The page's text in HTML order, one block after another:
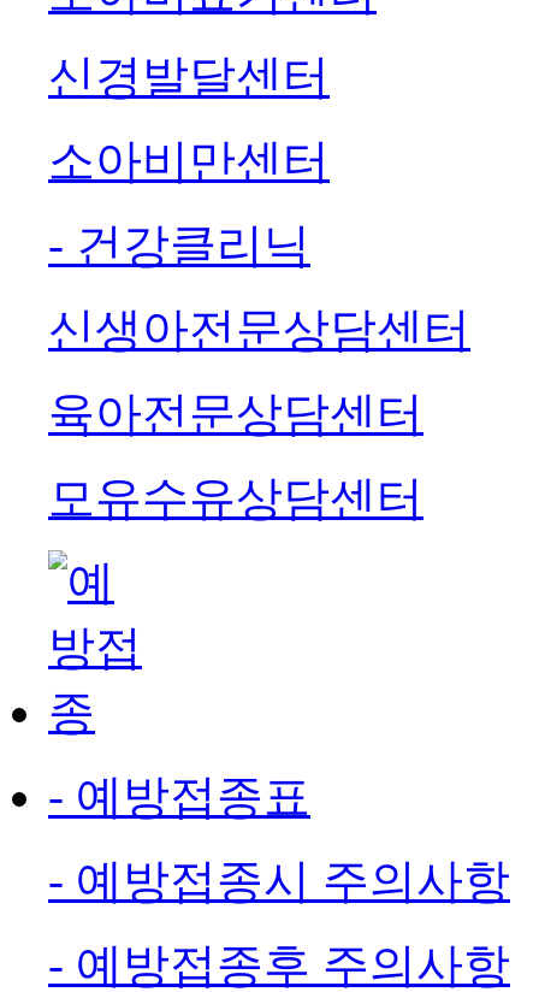
신경발달센터
소아비만센터
- 건강클리닉
신생아전문상담센터
육아전문상담센터
모유수유상담센터
- 예방접종표
- 예방접종시 주의사항
- 예방접종후 주의사항